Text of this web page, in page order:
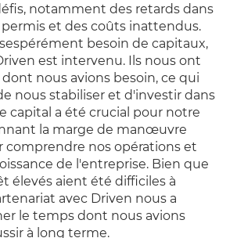
notamment des retards dans
et des coûts inattendus.
besoin de capitaux,
est intervenu. Ils nous ont
nous avions besoin, ce qui
nous stabiliser et d'investir dans
capital a été crucial pour notre
la marge de manœuvre
comprendre nos opérations et
de l'entreprise. Bien que
élevés aient été difficiles à
avec Driven nous a
le temps dont nous avions
à long terme.